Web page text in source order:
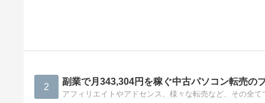
2 副業で月343,304円を稼ぐ中古パソコン転売の